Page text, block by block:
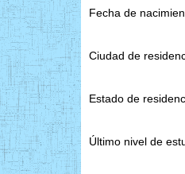
Fecha de
Ciudad de
Estado de
Último nivel de